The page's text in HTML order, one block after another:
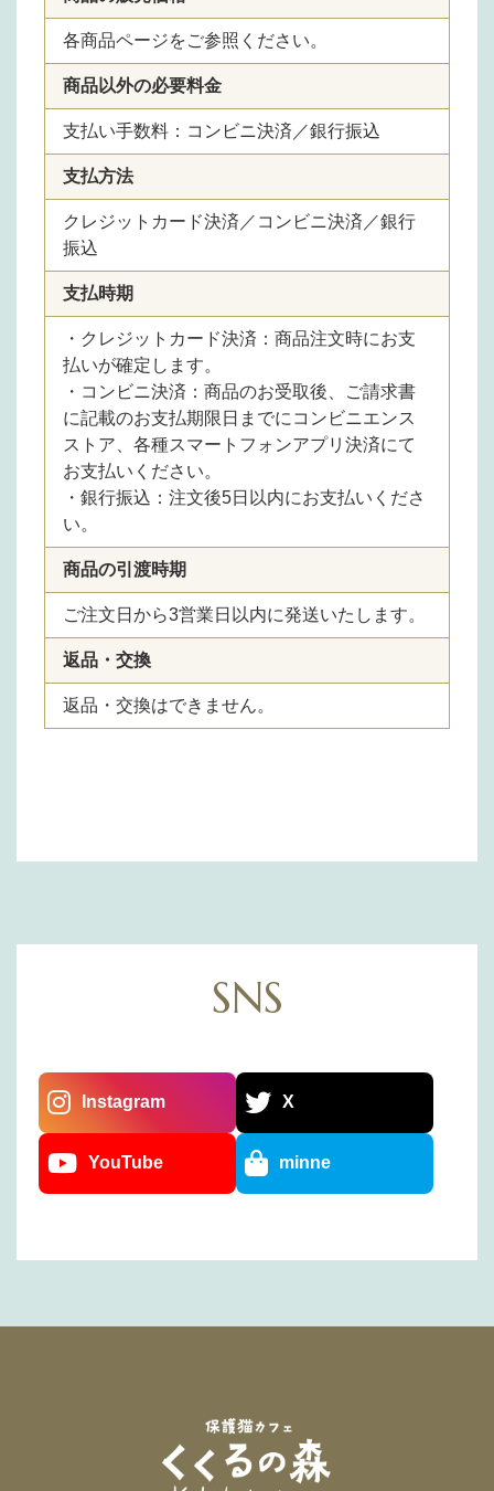
各商品ページをご参照ください。
商品以外の必要料金
支払い手数料：コンビニ決済／銀行振込
支払方法
クレジットカード決済／コンビニ決済／銀行
振込
支払時期
・クレジットカード決済：商品注文時にお支
払いが確定します。
・コンビニ決済：商品のお受取後、ご請求書
に記載のお支払期限日までにコンビニエンス
ストア、各種スマートフォンアプリ決済にて
お支払いください。
・銀行振込：注文後5日以内にお支払いくださ
い。
商品の引渡時期
ご注文日から3営業日以内に発送いたします。
返品・交換
返品・交換はできません。
SNS
Instagram X
YouTube minne